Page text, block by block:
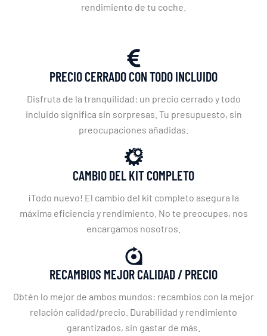
rendimiento de tu coche.
PRECIO CERRADO CON TODO INCLUIDO
Disfruta de la tranquilidad: un precio cerrado y todo
incluido significa sin sorpresas. Tu presupuesto, sin
preocupaciones añadidas.
CAMBIO DEL KIT COMPLETO
¡Todo nuevo! El cambio del kit completo asegura la
máxima eficiencia y rendimiento. No te preocupes, nos
encargamos nosotros.
RECAMBIOS MEJOR CALIDAD / PRECIO
Obtén lo mejor de ambos mundos: recambios con la mejor
relación calidad/precio. Durabilidad y rendimiento
garantizados, sin gastar de más.